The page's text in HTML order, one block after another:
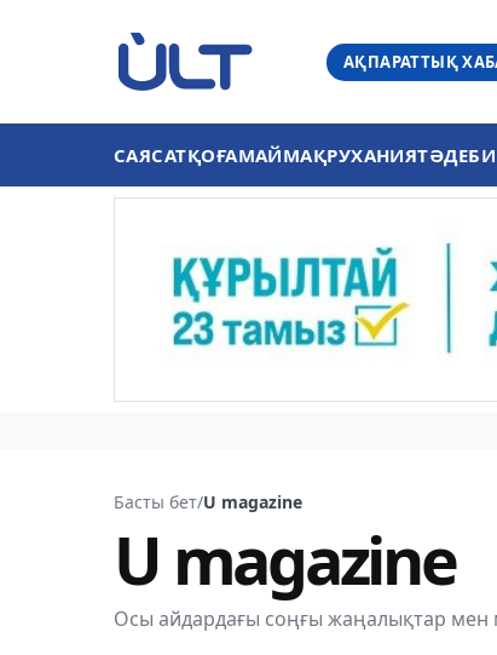
АҚПАРАТТЫҚ
САЯСАТҚОҒАМАЙМАҚРУХАНИЯТ
Басты бет/U magazine
U magazine
Осы айдардағы соңғы жаңалықтар мен